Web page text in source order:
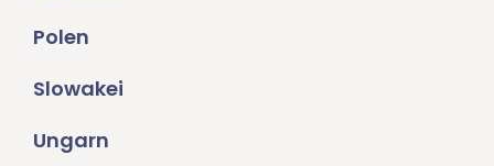
Polen
Slowakei
Ungarn